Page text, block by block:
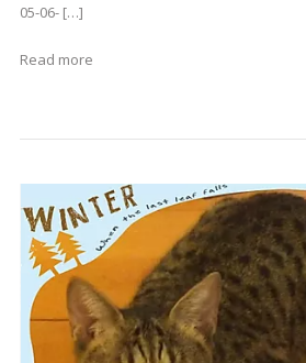
05-06- […]
Read more